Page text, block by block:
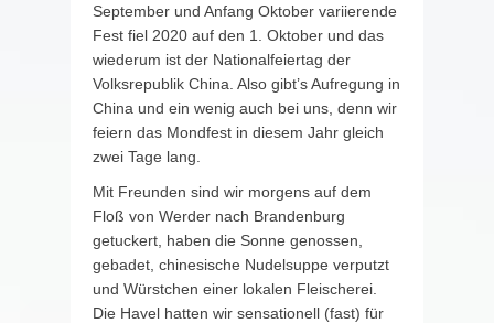
September und Anfang Oktober variierende
Fest fiel 2020 auf den 1. Oktober und das
wiederum ist der Nationalfeiertag der
Volksrepublik China. Also gibt’s Aufregung in
China und ein wenig auch bei uns, denn wir
feiern das Mondfest in diesem Jahr gleich
zwei Tage lang.
Mit Freunden sind wir morgens auf dem
Floß von Werder nach Brandenburg
getuckert, haben die Sonne genossen,
gebadet, chinesische Nudelsuppe verputzt
und Würstchen einer lokalen Fleischerei.
Die Havel hatten wir sensationell (fast) für